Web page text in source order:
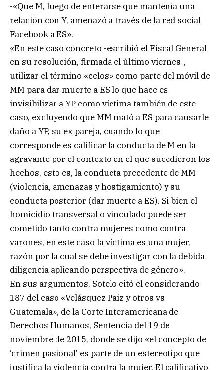
-«Que M, luego de enterarse que mantenía una
relación con Y, amenazó a través de la red social
Facebook a ES».
«En este caso concreto -escribió el Fiscal General
en su resolución, firmada el último viernes-,
utilizar el término «celos» como parte del móvil de
MM para dar muerte a ES lo que hace es
invisibilizar a YP como víctima también de este
caso, excluyendo que MM mató a ES para causarle
daño a YP, su ex pareja, cuando lo que
corresponde es calificar la conducta de M en la
agravante por el contexto en el que sucedieron los
hechos, esto es, la conducta precedente de MM
(violencia, amenazas y hostigamiento) y su
conducta posterior (dar muerte a ES). Si bien el
homicidio transversal o vinculado puede ser
cometido tanto contra mujeres como contra
varones, en este caso la víctima es una mujer,
razón por la cual se debe investigar con la debida
diligencia aplicando perspectiva de género».
En sus argumentos, Sotelo citó el considerando
187 del caso «Velásquez Paiz y otros vs
Guatemala», de la Corte Interamericana de
Derechos Humanos, Sentencia del 19 de
noviembre de 2015, donde se dijo «el concepto de
‘crimen pasional’ es parte de un estereotipo que
justifica la violencia contra la mujer. El calificativo